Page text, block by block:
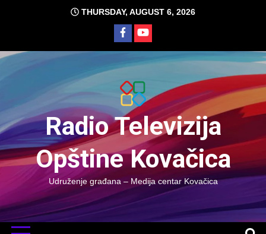
THURSDAY, AUGUST 6, 2026
Radio Televizija
Opštine Kovačica
Udruženje građana – Medija centar Kovačica